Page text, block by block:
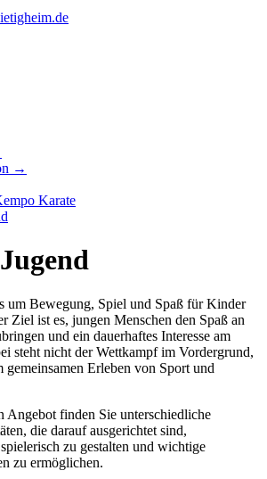
→
Karate
um Bewegung, Spiel und Spaß für Kinder
Ziel ist es, jungen Menschen den Spaß an
und ein dauerhaftes Interesse am
steht nicht der Wettkampf im Vordergrund,
gemeinsamen Erleben von Sport und
Angebot finden Sie unterschiedliche
die darauf ausgerichtet sind,
zu gestalten und wichtige
zu ermöglichen.